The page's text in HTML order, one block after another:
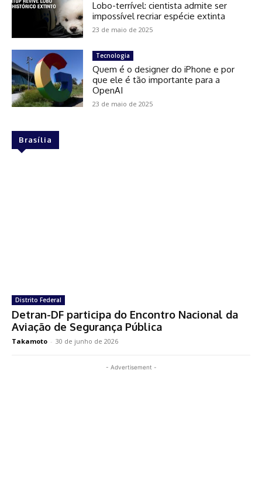
Lobo-terrível: cientista admite ser
impossível recriar espécie extinta
23 de maio de 2025
Tecnologia
Quem é o designer do iPhone e por
que ele é tão importante para a
OpenAI
23 de maio de 2025
Brasília
Distrito Federal
Detran-DF participa do Encontro Nacional da
Aviação de Segurança Pública
Takamoto - 30 de junho de 2026
- Advertisement -